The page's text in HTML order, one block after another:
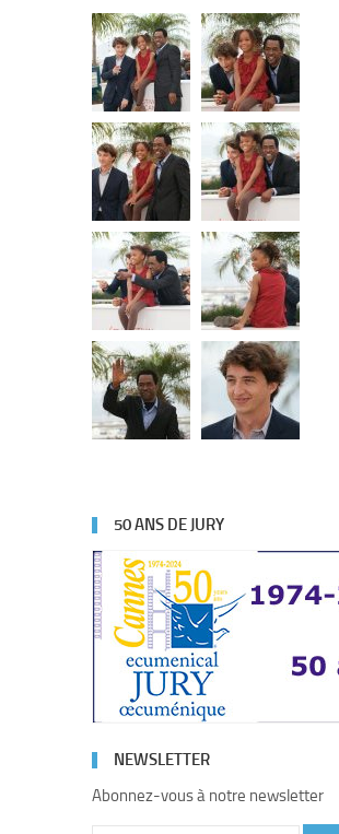
50 ANS DE JURY
NEWSLETTER
Abonnez-vous à notre newsletter